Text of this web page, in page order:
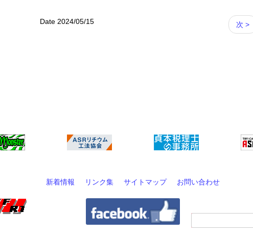
次 >
Date 2024/05/15
新着情報 リンク集 サイトマップ お問い合わせ